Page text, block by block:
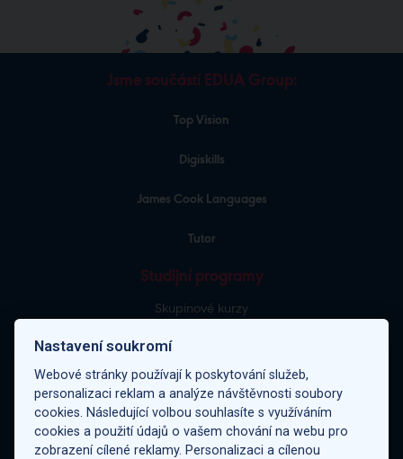
Jsme součástí EDUA Group:
Top Vision
Digiskills
James Cook Languages
Tutor
Studijní programy
Skupinové kurzy
Pomaturitní studium
Jazykové tábory
Doučování pro děti
Kurzy na mezinárodní zkoušky
Firemní výuka jazyků
Nastavení soukromí
Webové stránky používají k poskytování služeb,
personalizaci reklam a analýze návštěvnosti soubory
cookies. Následující volbou souhlasíte s využíváním
cookies a použití údajů o vašem chování na webu pro
zobrazení cílené reklamy. Personalizaci a cílenou